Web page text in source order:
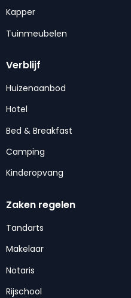
Kapper
Tuinmeubelen
Verblijf
Huizenaanbod
Hotel
Bed & Breakfast
Camping
Kinderopvang
Zaken regelen
Tandarts
Makelaar
Notaris
Rijschool